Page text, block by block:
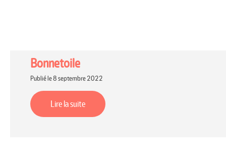
Bonnetoile
Publié le 8 septembre 2022
Lire la suite